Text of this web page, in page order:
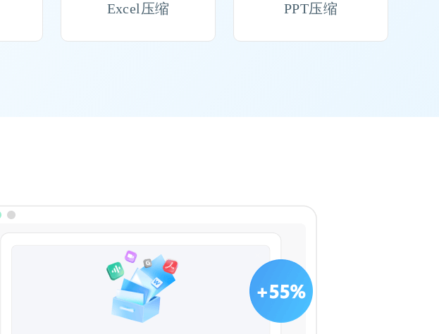
Excel压缩 PPT压缩